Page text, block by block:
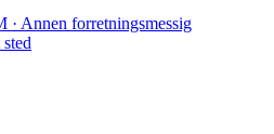
Annen forretningsmessig